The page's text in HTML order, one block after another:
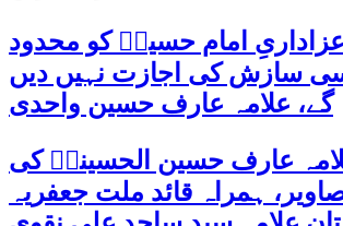
عزاداریِ امام حسینؑ کو محدود
سازش کی اجازت نہیں دیں
گے، علامہ عارف حسین واحدی
عارف حسین الحسینیؒ کی
ہمراہ قائد ملت جعفریہ